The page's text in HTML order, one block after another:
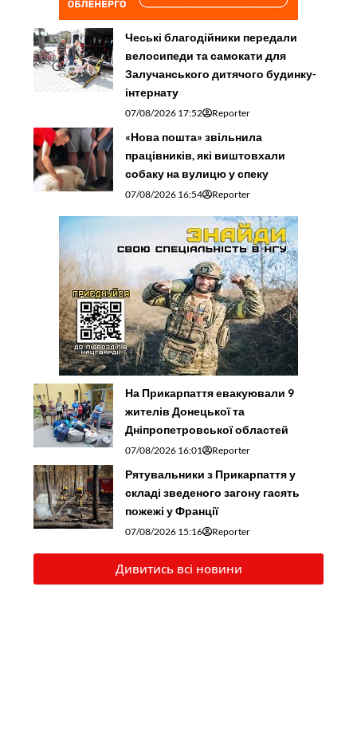
Чеські благодійники передали
велосипеди та самокати для
Залучанського дитячого будинку-
інтернату
07/08/2026 17:52 Reporter
«Нова пошта» звільнила
працівників, які виштовхали
собаку на вулицю у спеку
07/08/2026 16:54 Reporter
На Прикарпаття евакуювали 9
жителів Донецької та
Дніпропетровської областей
07/08/2026 16:01 Reporter
Рятувальники з Прикарпаття у
складі зведеного загону гасять
пожежі у Франції
07/08/2026 15:16 Reporter
Дивитись всі новини